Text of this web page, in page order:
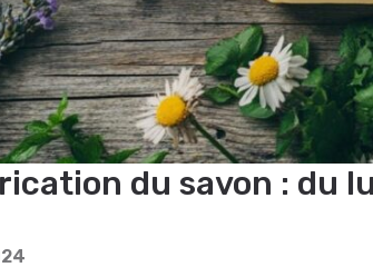
du savon : du